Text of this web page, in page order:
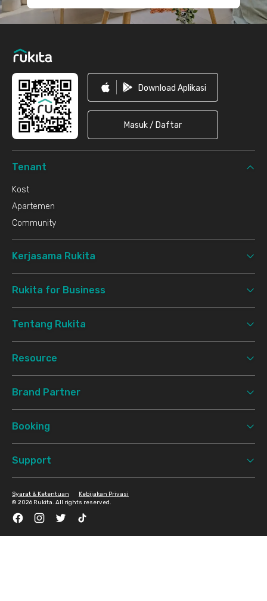
Download Aplikasi
Masuk / Daftar
Tenant
Kost
Apartemen
Community
Kerjasama Rukita
Rukita for Business
Tentang Rukita
Resource
Brand Partner
Booking
Support
© 2026 Rukita. All rights reserved.
Syarat & Ketentuan Kebijakan Privasi
FacebookInstagramTwitter TikTok